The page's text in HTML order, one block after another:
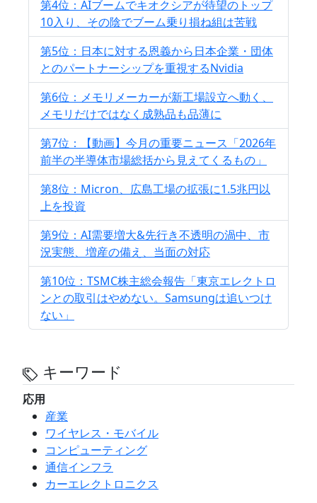
第4位：AIブームでキオクシアが待望のトップ
10入り、その陰でブーム乗り損ね組は苦戦
第5位：日本に対する恩義から日本企業・団体
とのパートナーシップを重視するNvidia
第6位：メモリメーカーが新工場設立へ動く、
メモリだけではなく成熟品も品薄に
第7位：【動画】今月の重要ニュース「2026年
前半の半導体市場総括から見えてくるもの」
第8位：Micron、広島工場の拡張に1.5兆円以
上を投資
第9位：AI需要増大&先行き不透明の渦中、市
況実態、増産の備え、当面の対応
第10位：TSMC株主総会報告「東京エレクトロ
ンとの取引はやめない。Samsungは追いつけ
ない」
キーワード
応用
産業
ワイヤレス・モバイル
コンピューティング
通信インフラ
カーエレクトロニクス